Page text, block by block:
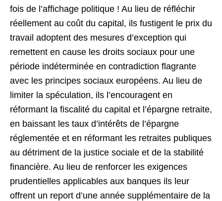
fois de l’affichage politique ! Au lieu de réfléchir
réellement au coût du capital, ils fustigent le prix du
travail adoptent des mesures d’exception qui
remettent en cause les droits sociaux pour une
période indéterminée en contradiction flagrante
avec les principes sociaux européens. Au lieu de
limiter la spéculation, ils l’encouragent en
réformant la fiscalité du capital et l’épargne retraite,
en baissant les taux d’intérêts de l’épargne
réglementée et en réformant les retraites publiques
au détriment de la justice sociale et de la stabilité
financière. Au lieu de renforcer les exigences
prudentielles applicables aux banques ils leur
offrent un report d’une année supplémentaire de la